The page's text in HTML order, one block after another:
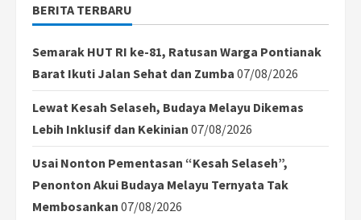
BERITA TERBARU
Semarak HUT RI ke-81, Ratusan Warga Pontianak
Barat Ikuti Jalan Sehat dan Zumba 07/08/2026
Lewat Kesah Selaseh, Budaya Melayu Dikemas
Lebih Inklusif dan Kekinian 07/08/2026
Usai Nonton Pementasan “Kesah Selaseh”,
Penonton Akui Budaya Melayu Ternyata Tak
Membosankan 07/08/2026